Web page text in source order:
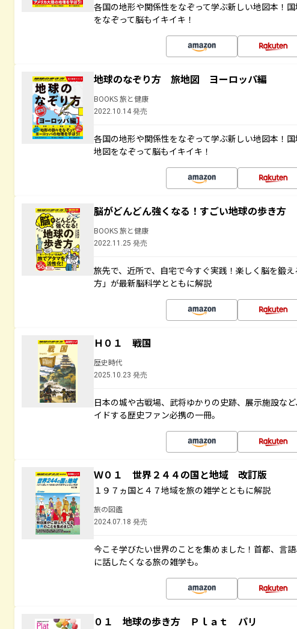
各国の地形や関係性をなぞって学ぶ新しい地図本！
をなぞって脳もイキイキ！
地球のなぞり方 旅地図 ヨーロッパ編
BOOKS 旅と健康
2022.10.14 発売
各国の地形や関係性をなぞって学ぶ新しい地図本！
地図をなぞって脳もイキイキ！
脳がどんどん強くなる！すごい地球の歩き方
BOOKS 旅と健康
2022.11.25 発売
旅先で、近所で、自宅で今すぐ実践！楽しく脳を鍛
方」が最新脳科学とともに解説
Ｈ０１ 戦国
歴史時代
2025.10.23 発売
日本の城や古戦場、武将ゆかりの史跡、展示施設な
イドする歴史ファン必携の一冊。
Ｗ０１ 世界２４４の国と地域 改訂版
１９７ヵ国と４７地域を旅の雑学とともに解説
旅の図鑑
2024.07.18 発売
今こそ学びたい世界のことを集めました！首都、言
に話したくなる旅の雑学も。
０１ 地球の歩き方 Ｐｌａｔ パリ